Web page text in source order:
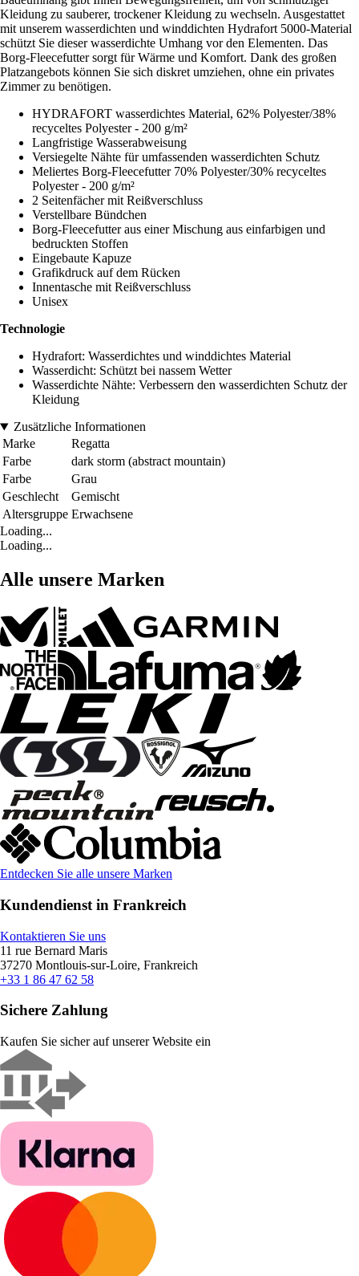
Kleidung zu sauberer, trockener Kleidung zu wechseln. Ausgestattet
mit unserem wasserdichten und winddichten Hydrafort 5000-Material
schützt Sie dieser wasserdichte Umhang vor den Elementen. Das
Borg-Fleecefutter sorgt für Wärme und Komfort. Dank des großen
Platzangebots können Sie sich diskret umziehen, ohne ein privates
Zimmer zu benötigen.
HYDRAFORT wasserdichtes Material, 62% Polyester/38%
recyceltes Polyester - 200 g/m²
Langfristige Wasserabweisung
Versiegelte Nähte für umfassenden wasserdichten Schutz
Meliertes Borg-Fleecefutter 70% Polyester/30% recyceltes
Polyester - 200 g/m²
2 Seitenfächer mit Reißverschluss
Verstellbare Bündchen
Borg-Fleecefutter aus einer Mischung aus einfarbigen und
bedruckten Stoffen
Eingebaute Kapuze
Grafikdruck auf dem Rücken
Innentasche mit Reißverschluss
Unisex
Technologie
Hydrafort: Wasserdichtes und winddichtes Material
Wasserdicht: Schützt bei nassem Wetter
Wasserdichte Nähte: Verbessern den wasserdichten Schutz der
Kleidung
Zusätzliche Informationen
Marke
Regatta
Farbe
dark storm (abstract mountain)
Farbe
Grau
Geschlecht
Gemischt
Altersgruppe Erwachsene
Loading...
Loading...
Alle unsere Marken
Entdecken Sie alle unsere Marken
Kundendienst in Frankreich
Kontaktieren Sie uns
11 rue Bernard Maris
37270 Montlouis-sur-Loire, Frankreich
+33 1 86 47 62 58
Sichere Zahlung
Kaufen Sie sicher auf unserer Website ein